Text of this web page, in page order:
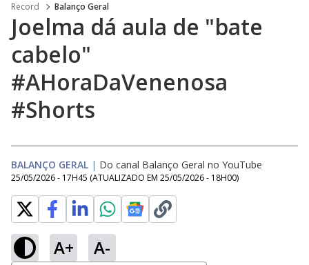
Record Balanço Geral
Joelma dá aula de "bate
cabelo"
#AHoraDaVenenosa
#Shorts
BALANÇO GERAL | Do canal Balanço Geral no YouTube
25/05/2026 - 17H45 (ATUALIZADO EM 25/05/2026 - 18H00)
A+ A-